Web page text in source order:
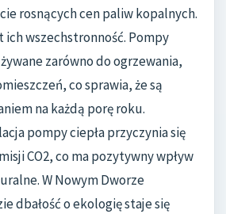
rosnących cen paliw kopalnych.
wszechstronność. Pompy
zarówno do ogrzewania,
co sprawia, że są
na każdą porę roku.
pompy ciepła przyczynia się
CO2, co ma pozytywny wpływ
W Nowym Dworze
dbałość o ekologię staje się